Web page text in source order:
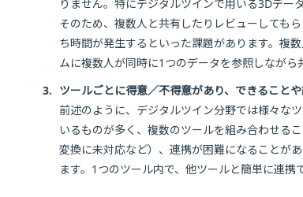
りません。特にデジタルツインで用いる3Dデー
そのため、複数人と共有したりレビューしても
ち時間が発生するといった課題があります。複
ムに複数人が同時に1つのデータを参照しながら
3. ツールごとに得意／不得意があり、できること
前述のように、デジタルツイン分野では様々な
いるものが多く、複数のツールを組み合わせる
変換に未対応など）、連携が困難になることが
ます。1つのツール内で、他ツールと簡単に連携